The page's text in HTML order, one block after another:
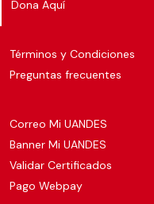
Dona Aquí
Términos y Condiciones
Preguntas frecuentes
Correo Mi UANDES
Banner Mi UANDES
Validar Certificados
Pago Webpay